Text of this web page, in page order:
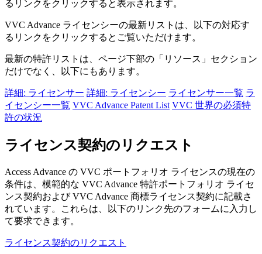
るリンクをクリックすると表示されます。
VVC Advance ライセンシーの最新リストは、以下の対応す
るリンクをクリックするとご覧いただけます。
最新の特許リストは、ページ下部の「リソース」セクション
だけでなく、以下にもあります。
詳細: ライセンサー 詳細: ライセンシー ライセンサー一覧 ラ
イセンシー一覧 VVC Advance Patent List VVC 世界の必須特
許の状況
ライセンス契約のリクエスト
Access Advance の VVC ポートフォリオ ライセンスの現在の
条件は、模範的な VVC Advance 特許ポートフォリオ ライセ
ンス契約および VVC Advance 商標ライセンス契約に記載さ
れています。これらは、以下のリンク先のフォームに入力し
て要求できます。
ライセンス契約のリクエスト